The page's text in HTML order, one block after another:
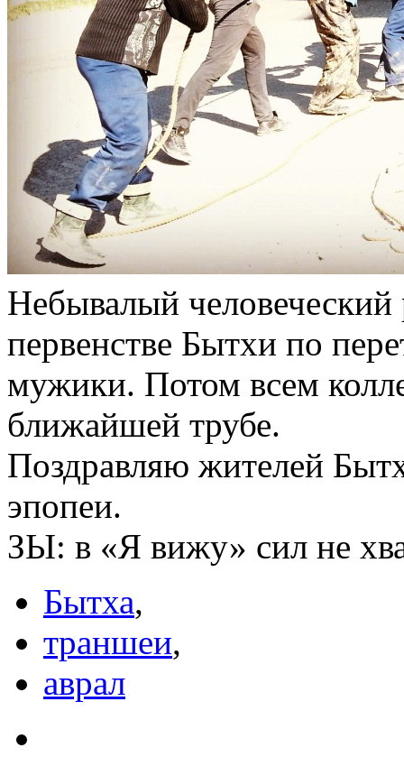
Небывалый человеческий
первенстве Бытхи по
мужики. Потом всем
ближайшей трубе.
Поздравляю жителей
эпопеи.
ЗЫ: в «Я вижу» сил не
Бытха,
траншеи,
аврал